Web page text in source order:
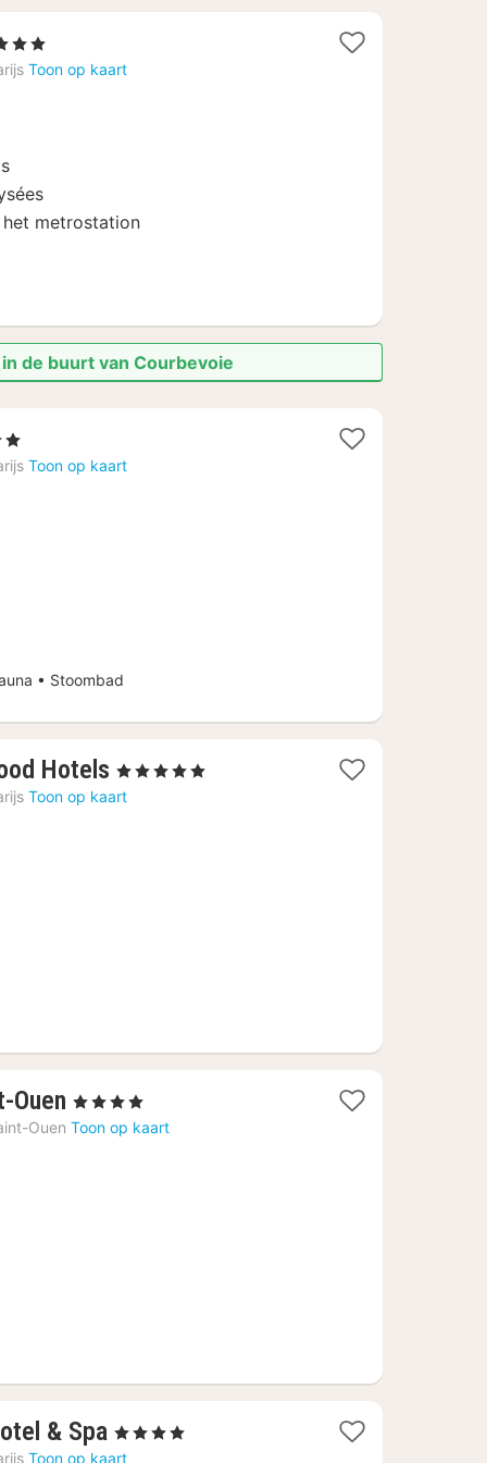
Toon op kaart
het metrostation
de buurt van Courbevoie
Toon op kaart
• Stoombad
Hotels 1
nacht
, 5 Sterren
Toon op kaart
Ouen 1
nacht
, 4 Sterren
Ouen Toon op kaart
& Spa 1
nacht
, 4 Sterren
Toon op kaart